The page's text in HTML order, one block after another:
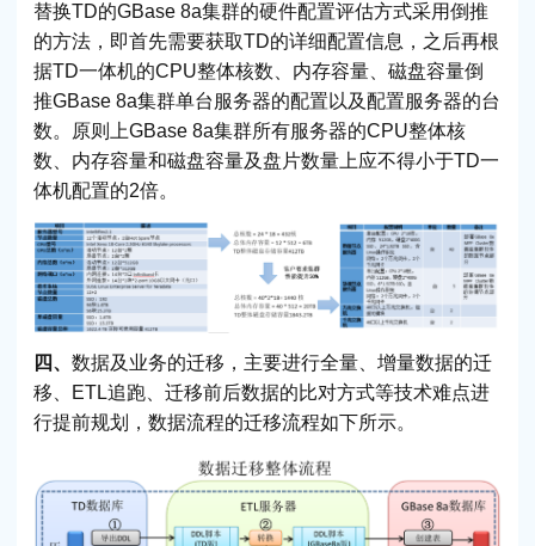
替换TD的GBase 8a集群的硬件配置评估方式采用倒推
的方法，即首先需要获取TD的详细配置信息，之后再根
据TD一体机的CPU整体核数、内存容量、磁盘容量倒
推GBase 8a集群单台服务器的配置以及配置服务器的台
数。原则上GBase 8a集群所有服务器的CPU整体核
数、内存容量和磁盘容量及盘片数量上应不得小于TD一
体机配置的2倍。
四、 数据及业务的迁移，主要进行全量、增量数据的迁
移、ETL追跑、迁移前后数据的比对方式等技术难点进
行提前规划，数据流程的迁移流程如下所示。